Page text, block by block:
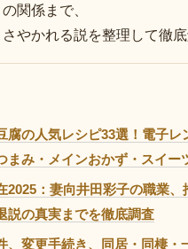
関係まで、
やかれる説を整理して徹
腐の人気レシピ33選！電子レ
まみ・メインおかず・スイー
2025：妻向井田彩子の職業、
説の真実までを徹底調査
、変更手続き、同居・同棲・